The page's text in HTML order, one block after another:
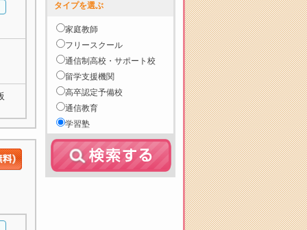
タイプを選ぶ
家庭教師
フリースクール
通信制高校・サポート校
留学支援機関
高卒認定予備校
通信教育
学習塾